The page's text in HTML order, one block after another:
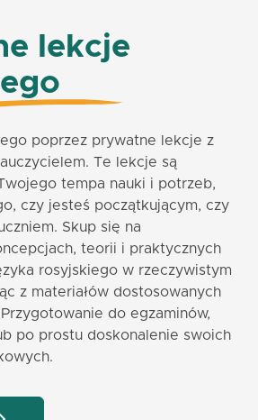
lekcje
poprzez prywatne lekcje z
Te lekcje są
tempa nauki i potrzeb,
czy jesteś początkującym, czy
Skup się na
teorii i praktycznych
rosyjskiego w rzeczywistym
z materiałów dostosowanych
do egzaminów,
po prostu doskonalenie swoich